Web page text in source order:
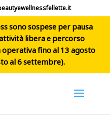
sono sospese per pausa
libera e percorso
fino al 13 agosto
al 6 settembre).